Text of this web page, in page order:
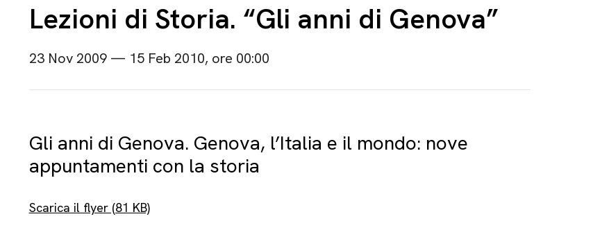
Lezioni di Storia. “Gli anni di Genova”
23 Nov 2009 — 15 Feb 2010, ore 00:00
Gli anni di Genova. Genova, l’Italia e il mondo: nove
appuntamenti con la storia
Scarica il flyer (81 KB)